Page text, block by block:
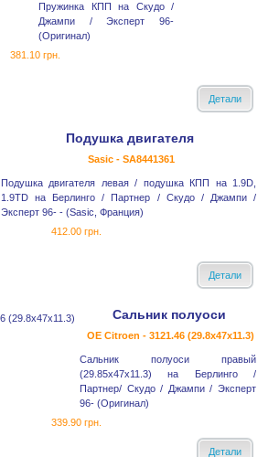
Пружинка КПП на Скудо /
Джампи / Эксперт 96-
(Оригинал)
381.10 грн.
Детали
Подушка двигателя
Sasic - SA8441361
Подушка двигателя левая / подушка КПП на 1.9D,
1.9TD на Берлинго / Партнер / Скудо / Джампи /
Эксперт 96- - (Sasic, Франция)
412.00 грн.
Детали
Сальник полуоси
OE Citroen - 3121.46 (29.8x47x11.3)
Сальник полуоси правый
(29.85x47x11.3) на Берлинго /
Партнер/ Скудо / Джампи / Эксперт
96- (Оригинал)
339.90 грн.
Детали